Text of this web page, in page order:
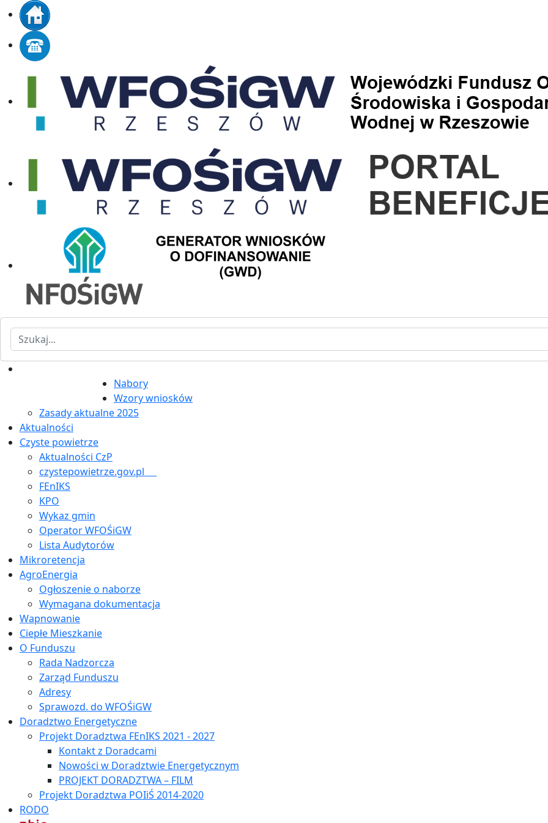
Szukaj
Nabory
Wzory wniosków
Zasady aktualne 2025
Aktualności
Czyste powietrze
Aktualności CzP
czystepowietrze.gov.pl
FEnIKS
KPO
Wykaz gmin
Operator WFOŚiGW
Lista Audytorów
Mikroretencja
AgroEnergia
Ogłoszenie o naborze
Wymagana dokumentacja
Wapnowanie
Ciepłe Mieszkanie
O Funduszu
Rada Nadzorcza
Zarząd Funduszu
Adresy
Sprawozd. do WFOŚiGW
Doradztwo Energetyczne
Projekt Doradztwa FEnIKS 2021 - 2027
Kontakt z Doradcami
Nowości w Doradztwie Energetycznym
PROJEKT DORADZTWA – FILM
Projekt Doradztwa POIiŚ 2014-2020
RODO